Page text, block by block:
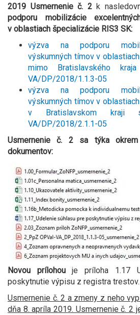
2019 Usmernenie č. 2k
podporu mobilizácie
v oblastiach špecializácie RIS3 SK:
výzva na podporu
výskumných tímov v
mimo Bratislavského
VA/DP/2018/1.1.3-05
výzva na podporu
výskumných tímov v
v Bratislavskom kraji
VA/DP/2018/2.1.1-05
Usmernenie č. 2 sa týka okrem
dokumentov:
Novou prílohouje príloha 1.17
poskytnutie výpisu z registra trestov.
Usmernenie č. 2 a zmeny z neho
dňa 8. apríla 2019. Usmernenie č. 2